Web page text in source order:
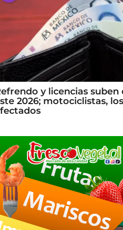
y licencias suben
2026; motociclistas,